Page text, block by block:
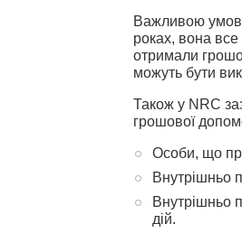
Важливою
роках, вона
отримали
можуть бути
Також у NRC
грошової
Особи, що
Внутрішньо
Внутрішньо
дій.